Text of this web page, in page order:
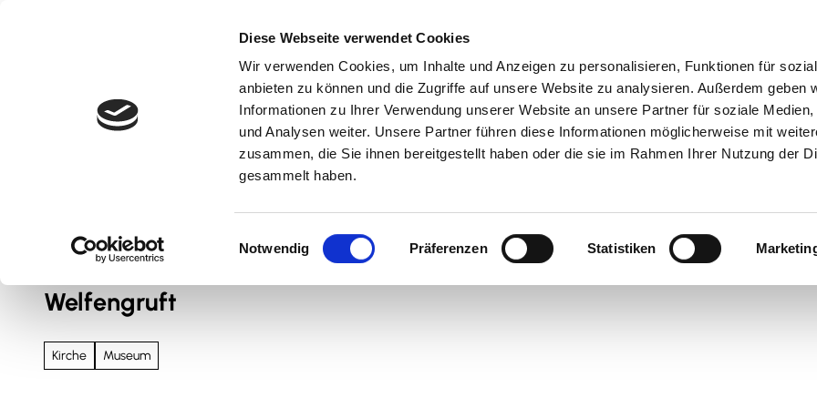
Diese Webseite verwendet Cookies
Wir verwenden Cookies, um Inhalte und Anzeigen zu personalisieren, Funktionen für
anbieten zu können und die Zugriffe auf unsere Website zu analysieren. Außerdem geben
Informationen zu Ihrer Verwendung unserer Website an unsere Partner für soziale Medien,
und Analysen weiter. Unsere Partner führen diese Informationen möglicherweise mit
zusammen, die Sie ihnen bereitgestellt haben oder die sie im Rahmen Ihrer Nutzung der
gesammelt haben.
i
Notwendig Präferenzen Statistiken
Kultur & Erlebnis Kulinarik & Genuss Suche Veranstaltungen
Welfengruft
Kirche Museum